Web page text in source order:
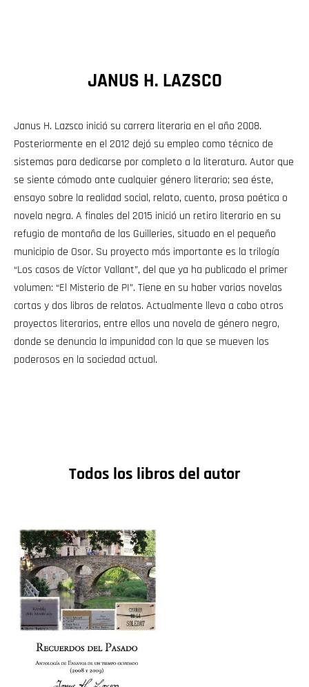
JANUS H. LAZSCO
Janus H. Lazsco inició su carrera literaria en el año 2008.
Posteriormente en el 2012 dejó su empleo como técnico de
sistemas para dedicarse por completo a la literatura. Autor que
se siente cómodo ante cualquier género literario; sea éste,
ensayo sobre la realidad social, relato, cuento, prosa poética o
novela negra. A finales del 2015 inició un retiro literario en su
refugio de montaña de las Guilleries, situado en el pequeño
municipio de Osor. Su proyecto más importante es la trilogía
“Los casos de Víctor Vallant”, del que ya ha publicado el primer
volumen: “El Misterio de PI”. Tiene en su haber varias novelas
cortas y dos libros de relatos. Actualmente lleva a cabo otros
proyectos literarios, entre ellos una novela de género negro,
donde se denuncia la impunidad con la que se mueven los
poderosos en la sociedad actual.
Todos los libros del autor